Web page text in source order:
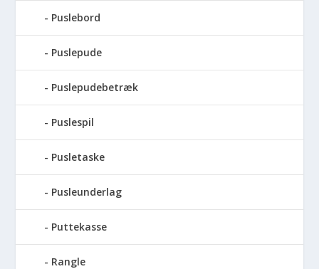
Puslebord
Puslepude
Puslepudebetræk
Puslespil
Pusletaske
Pusleunderlag
Puttekasse
Rangle